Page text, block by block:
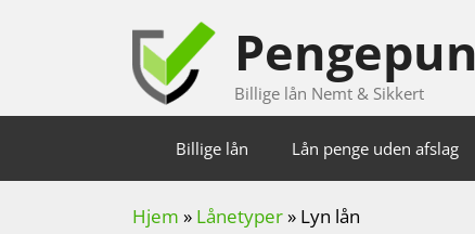
Billige lån Nemt & Sikkert
Billige lån Lån penge uden afslag
Hjem » Lånetyper» Lyn lån